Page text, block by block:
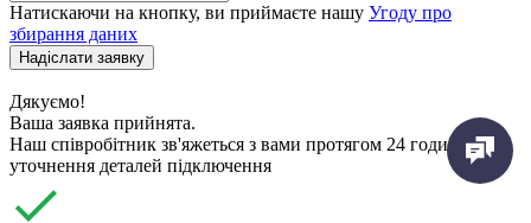
Натискаючи на кнопку, ви приймаєте нашу Угоду про
збирання даних
Надiслати заявку
Дякуємо!
Ваша заявка прийнята.
Наш співробітник зв'яжеться з вами протягом 24 годин для
уточнення деталей підключення